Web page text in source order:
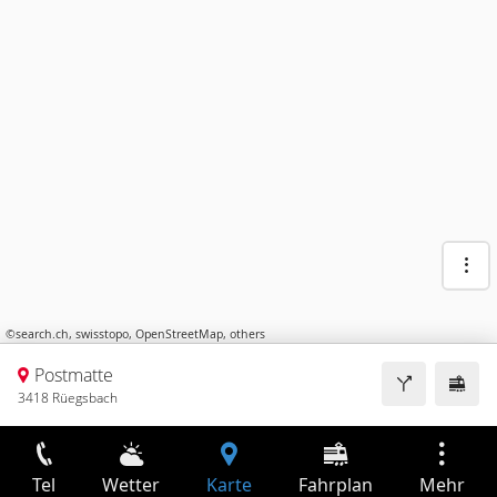
©search.ch, swisstopo, OpenStreetMap, others
Postmatte
3418 Rüegsbach
Tel Wetter Karte Fahrplan Mehr